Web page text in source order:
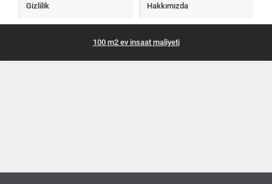
Gizlilik Hakkımızda
100 m2 ev insaat maliyeti